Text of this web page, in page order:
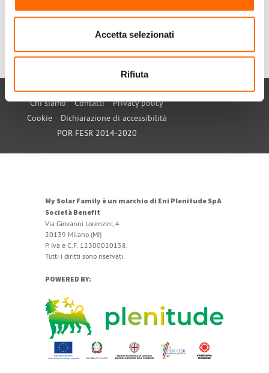
Accetta selezionati
Rifiuta
Torna Su Accedioregistratiper inserire commenti.
Chi siamo Contatti
Privacy policy
Cookie
Dichiarazione di accessibilità
POR FESR 2014-2020
My Solar Family è un marchio di Eni Plenitude SpA
Società Benefit
Via Giovanni Lorenzini, 4
20139 Milano (MI)
P. Iva e C.F. 12300020158.
Tutti i diritti sono riservati.
POWERED BY: